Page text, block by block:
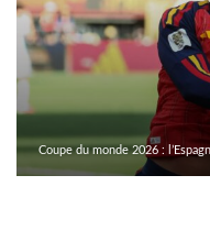
Coupe du monde 2026 :